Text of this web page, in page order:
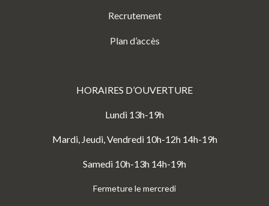
Recrutement
Plan d’accès
HORAIRES D’OUVERTURE
Lundi 13h-19h
Mardi, Jeudi, Vendredi 10h-12h 14h-19h
Samedi 10h-13h 14h-19h
Fermeture le mercredi